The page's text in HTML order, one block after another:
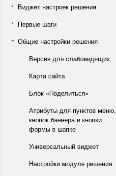
Виджет настроек решения
Первые шаги
Общие настройки решения
Версия для слабовидящих
Карта сайта
Блок «Поделиться»
Атрибуты для пунктов меню,
кнопок баннера и кнопки
формы в шапке
Универсальный виджет
Настройки модуля решения